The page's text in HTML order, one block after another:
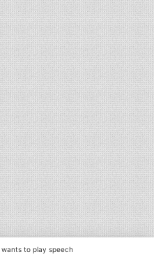
wants to play speech